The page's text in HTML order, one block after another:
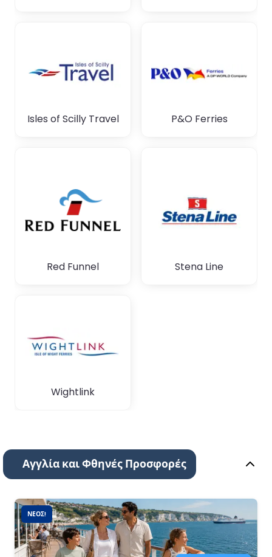
Isles of Scilly Travel P&O Ferries
Red Funnel Stena Line
Wightlink
Αγγλία και Φθηνές Προσφορές
ΝΈΟΣ!